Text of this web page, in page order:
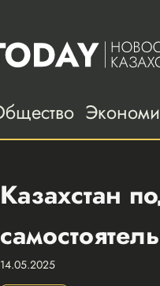
Казахстан
14.05.2025